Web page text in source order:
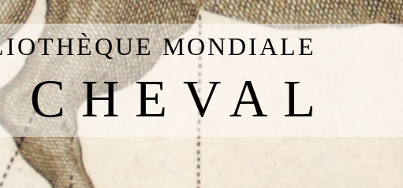
MONDIALE
CHEVAL